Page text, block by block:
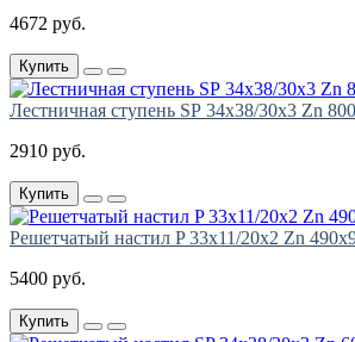
4672 руб.
Купить
Лестничная ступень SР 34х38/30х3 Zn
2910 руб.
Купить
Решетчатый настил P 33х11/20х2 Zn
5400 руб.
Купить